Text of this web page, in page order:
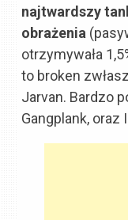
najtwardszy
obrażenia
otrzymywała
to broken
Jarvan. Bardzo
Gangplank, oraz